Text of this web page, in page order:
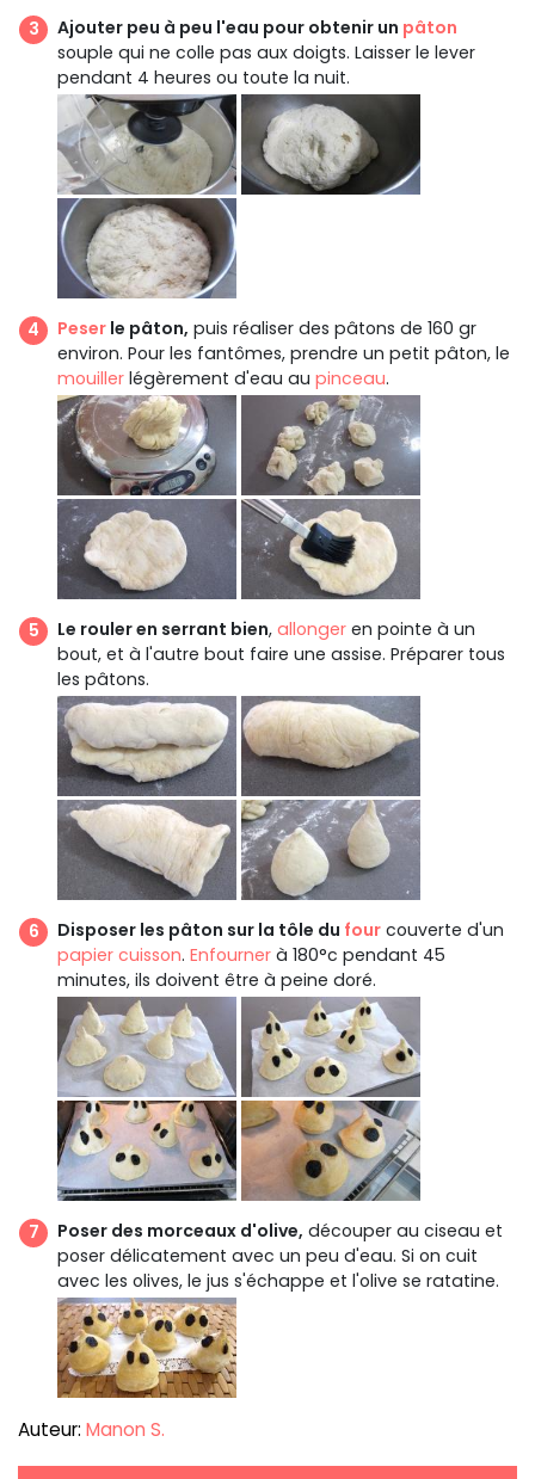
Ajouter peu à peu l'eau pour obtenir un pâton
souple qui ne colle pas aux doigts. Laisser le lever
pendant 4 heures ou toute la nuit.
Peser le pâton, puis réaliser des pâtons de 160 gr
environ. Pour les fantômes, prendre un petit pâton, le
mouiller légèrement d'eau au pinceau.
Le rouler en serrant bien, allonger en pointe à un
bout, et à l'autre bout faire une assise. Préparer tous
les pâtons.
Disposer les pâton sur la tôle du four couverte d'un
papier cuisson. Enfourner à 180°c pendant 45
minutes, ils doivent être à peine doré.
Poser des morceaux d'olive, découper au ciseau et
poser délicatement avec un peu d'eau. Si on cuit
avec les olives, le jus s'échappe et l'olive se ratatine.
Auteur: Manon S.